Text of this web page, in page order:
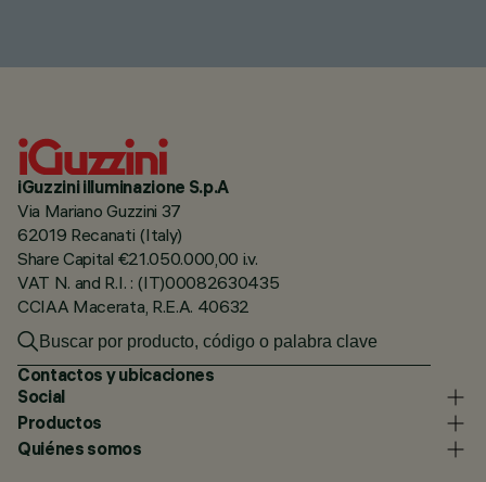
iGuzzini illuminazione S.p.A
Via Mariano Guzzini 37
62019 Recanati (Italy)
Share Capital €21.050.000,00 i.v.
VAT N. and R.I. : (IT)00082630435
CCIAA Macerata, R.E.A. 40632
Contactos y ubicaciones
Social
Productos
Quiénes somos